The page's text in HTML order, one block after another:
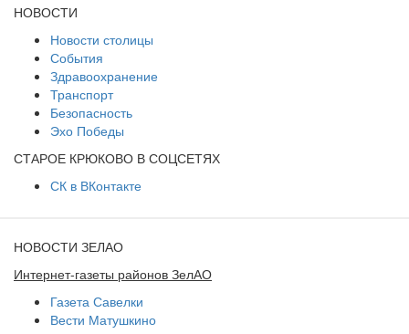
НОВОСТИ
Новости столицы
События
Здравоохранение
Транспорт
Безопасность
Эхо Победы
СТАРОЕ КРЮКОВО В СОЦСЕТЯХ
СК в ВКонтакте
НОВОСТИ ЗЕЛАО
Интернет-газеты районов ЗелАО
Газета Савелки
Вести Матушкино